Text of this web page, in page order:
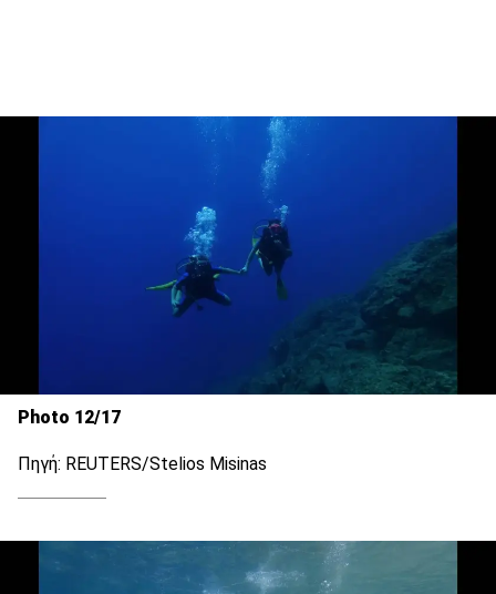
Photo 12/17
Πηγή: REUTERS/Stelios Misinas